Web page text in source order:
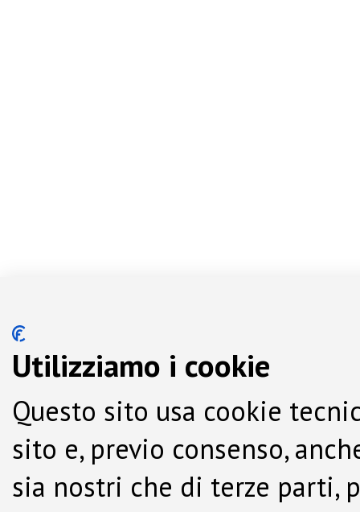
Utilizziamo i cookie
Questo sito usa cookie
sito e, previo consenso,
sia nostri che di terze parti,